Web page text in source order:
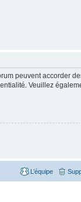
peuvent accorder
Veuillez
L’équipe